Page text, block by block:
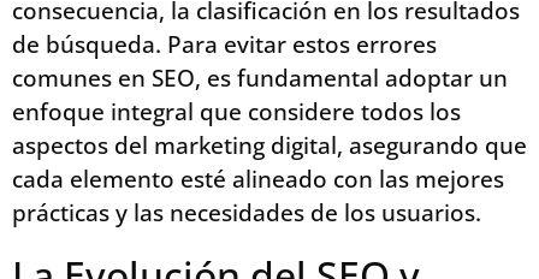
consecuencia, la clasificación en los resultados
de búsqueda. Para evitar estos errores
comunes en SEO, es fundamental adoptar un
enfoque integral que considere todos los
aspectos del marketing digital, asegurando que
cada elemento esté alineado con las mejores
prácticas y las necesidades de los usuarios.